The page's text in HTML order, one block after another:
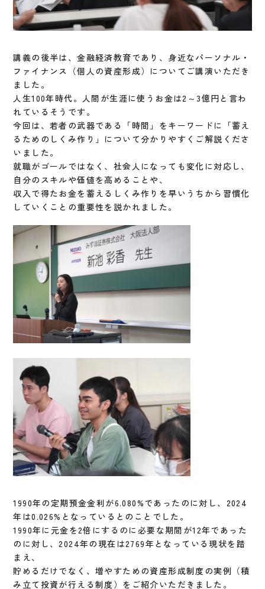
講義の後半は、金融経済教育であり、身近なパーソナル・
ファイナンス（個人の資産形成）についてご講演いただき
ました。
人生100年時代。人間が生涯に使うお金は2～3億円と言わ
れているそうです。
今回は、若者の武器である「時間」をキーワードに「蓄え
るためのしくみ作り」について分かりやすくご解説くださ
いました。
就職がゴールではなく、社会人になっても変化に対応し、
自分のスキルや価値を高めることや、
収入で得たお金を蓄えるしくみ作りを早いうちから習慣化
していくことの重要性を説かれました。
1990年の定期預金金利が6.080%であったのに対し、2024
年は0.026%となっているとのことでした。
1990年に元金を2倍にするのに必要な期間が12年であった
のに対し、2024年の現在は2769年となっている現状を踏
まえ、
貯めるだけでなく、増やすための資産形成制度の実例（積
み立て投資が行える制度）をご紹介いただきました。